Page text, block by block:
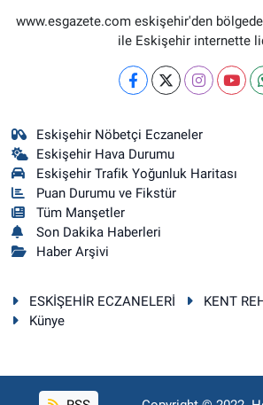
www.esgazete.com eskişehir'den
ile Eskişehir internette
Eskişehir Nöbetçi Eczaneler
Eskişehir Hava Durumu
Eskişehir Trafik Yoğunluk Haritası
Puan Durumu ve Fikstür
Tüm Manşetler
Son Dakika Haberleri
Haber Arşivi
ESKİŞEHİR ECZANELERİ KENT
Künye